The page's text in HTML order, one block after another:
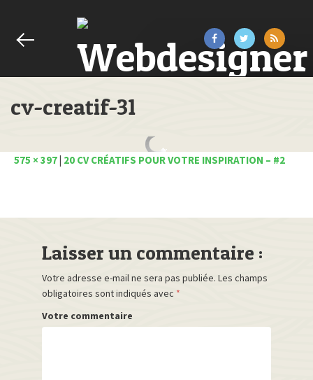
cv-creatif-31
575 × 397| 20 CV CRÉATIFS POUR VOTRE INSPIRATION – #2
Laisser un commentaire :
Votre adresse e-mail ne sera pas publiée. Les champs
obligatoires sont indiqués avec *
Votre commentaire